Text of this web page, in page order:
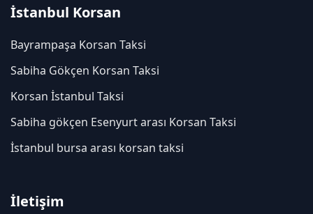
İstanbul Korsan
Bayrampaşa Korsan Taksi
Sabiha Gökçen Korsan Taksi
Korsan İstanbul Taksi
Sabiha gökçen Esenyurt arası Korsan Taksi
İstanbul bursa arası korsan taksi
İletişim